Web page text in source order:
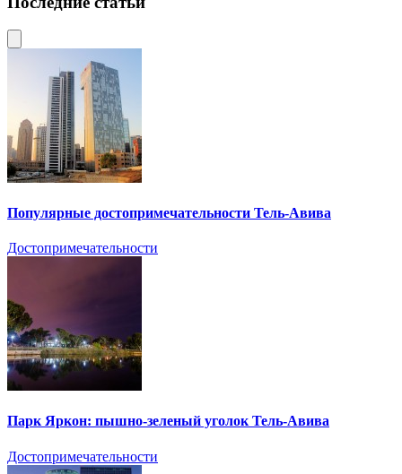
Популярные достопримечательности Тель-Авива
Достопримечательности
Парк Яркон: пышно-зеленый уголок Тель-Авива
Достопримечательности